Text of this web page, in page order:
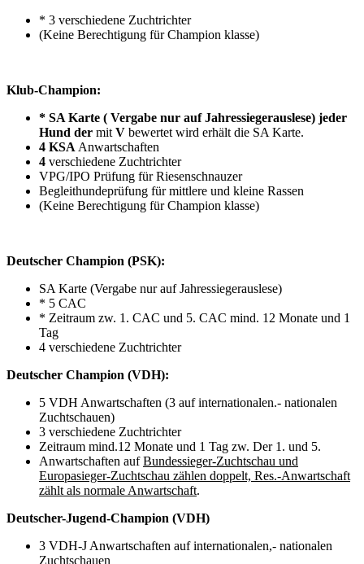
* 3 verschiedene Zuchtrichter
(Keine Berechtigung für Champion klasse)
Klub-Champion:
* SA Karte ( Vergabe nur auf Jahressiegerauslese) jeder
Hund der mit V bewertet wird erhält die SA Karte.
4 KSA Anwartschaften
4 verschiedene Zuchtrichter
VPG/IPO Prüfung für Riesenschnauzer
Begleithundeprüfung für mittlere und kleine Rassen
(Keine Berechtigung für Champion klasse)
Deutscher Champion (PSK):
SA Karte (Vergabe nur auf Jahressiegerauslese)
* 5 CAC
* Zeitraum zw. 1. CAC und 5. CAC mind. 12 Monate und 1
Tag
4 verschiedene Zuchtrichter
Deutscher Champion (VDH):
5 VDH Anwartschaften (3 auf internationalen.- nationalen
Zuchtschauen)
3 verschiedene Zuchtrichter
Zeitraum mind.12 Monate und 1 Tag zw. Der 1. und 5.
Anwartschaften aufBundessieger-Zuchtschau und
Europasieger-Zuchtschau zählen doppelt, Res.-Anwartschaft
zählt als normale Anwartschaft.
Deutscher-Jugend-Champion (VDH)
3 VDH-J Anwartschaften auf internationalen,- nationalen
Zuchtschauen